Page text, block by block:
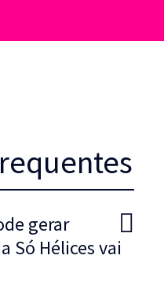
gerar
Só Hélices vai